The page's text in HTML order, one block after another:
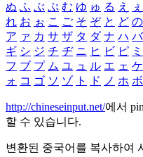
ぬ ふ ぶ ぷ む ゆ ゅ る え ぇ
れ お ぉ こ ご そ ぞ と ど の
ア ァ カ サ ザ タ ダ ナ ハ バ
ギ シ ジ チ ヂ ニ ヒ ビ ピ ミ
フ ブ プ ム ユ ュ ル エ ェ ケ
ォ コ ゴ ソ ゾ ト ド ノ ホ ボ
http://chineseinput.net/에서
할 수 있습니다.
변환된 중국어를 복사하여